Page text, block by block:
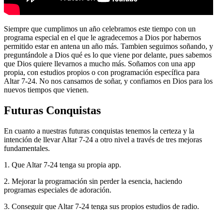
Siempre que cumplimos un año celebramos este tiempo con un
programa especial en el que le agradecemos a Dios por habernos
permitido estar en antena un año más. Tambien seguimos soñando, y
preguntándole a Dios qué es lo que viene por delante, pues sabemos
que Dios quiere llevarnos a mucho más. Soñamos con una app
propia, con estudios propios o con programación específica para
Altar 7-24. No nos cansamos de soñar, y confiamos en Dios para los
nuevos tiempos que vienen.
Futuras Conquistas
En cuanto a nuestras futuras conquistas tenemos la certeza y la
intención de llevar Altar 7-24 a otro nivel a través de tres mejoras
fundamentales.
1. Que Altar 7-24 tenga su propia app.
2. Mejorar la programación sin perder la esencia, haciendo
programas especiales de adoración.
3. Conseguir que Altar 7-24 tenga sus propios estudios de radio.